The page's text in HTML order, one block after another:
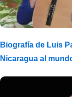
Biografía de Luis
Nicaragua al